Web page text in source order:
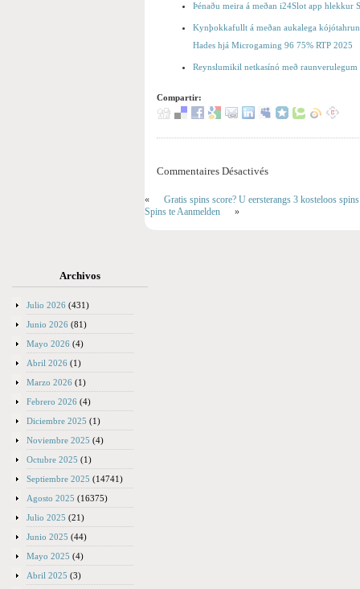
Þénaðu meira á meðan i24Slot app hlekkur
Kynþokkafullt á meðan aukalega
Hades hjá Microgaming 96 75% RTP 2025
Reynslumikil netkasínó með
Compartir:
Commentaires Désactivés
«
Gratis spins score? U eersterangs 3 kosteloos
Spins te Aanmelden
»
Archivos
Julio 2026 (431)
Junio 2026 (81)
Mayo 2026 (4)
Abril 2026 (1)
Marzo 2026 (1)
Febrero 2026 (4)
Diciembre 2025 (1)
Noviembre 2025 (4)
Octubre 2025 (1)
Septiembre 2025 (14741)
Agosto 2025 (16375)
Julio 2025 (21)
Junio 2025 (44)
Mayo 2025 (4)
Abril 2025 (3)